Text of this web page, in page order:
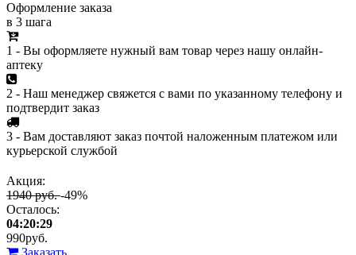
Оформление заказа
в 3 шага
1 - Вы оформляете нужный вам товар через нашу онлайн-
аптеку
2 - Наш менеджер свяжется с вами по указанному телефону и
подтвердит заказ
3 - Вам доставляют заказ почтой наложенным платежом или
курьерской службой
Акция:
1940 руб.-49%
Осталось:
04:20:29
990руб.